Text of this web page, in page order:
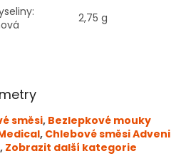
2,75 g
směsi, Bezlepkové mouky
, Chlebové směsi Adveni
, Zobrazit další kategorie